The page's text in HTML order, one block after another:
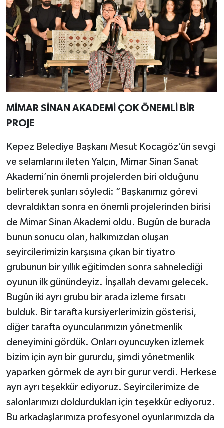
MİMAR SİNAN AKADEMİ ÇOK ÖNEMLİ BİR
PROJE
Kepez Belediye Başkanı Mesut Kocagöz’ün sevgi
ve selamlarını ileten Yalçın, Mimar Sinan Sanat
Akademi’nin önemli projelerden biri olduğunu
belirterek şunları söyledi: “Başkanımız görevi
devraldıktan sonra en önemli projelerinden birisi
de Mimar Sinan Akademi oldu. Bugün de burada
bunun sonucu olan, halkımızdan oluşan
seyircilerimizin karşısına çıkan bir tiyatro
grubunun bir yıllık eğitimden sonra sahnelediği
oyunun ilk günündeyiz. İnşallah devamı gelecek.
Bugün iki ayrı grubu bir arada izleme fırsatı
bulduk. Bir tarafta kursiyerlerimizin gösterisi,
diğer tarafta oyuncularımızın yönetmenlik
deneyimini gördük. Onları oyuncuyken izlemek
bizim için ayrı bir gururdu, şimdi yönetmenlik
yaparken görmek de ayrı bir gurur verdi. Herkese
ayrı ayrı teşekkür ediyoruz. Seyircilerimize de
salonlarımızı doldurdukları için teşekkür ediyoruz.
Bu arkadaşlarımıza profesyonel oyunlarımızda da